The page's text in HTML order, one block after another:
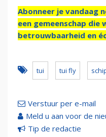
Abonneer je vandaag
een gemeenschap
betrouwbaarheid en
tui tui fly
Verstuur per e-mail
Meld u aan voor de
Tip de redactie